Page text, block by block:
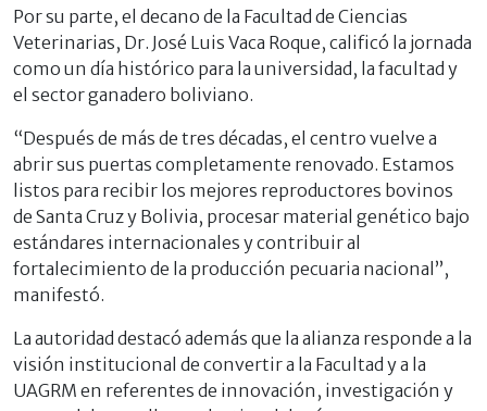
Por su parte, el decano de la Facultad de Ciencias
Veterinarias, Dr. José Luis Vaca Roque, calificó la jornada
como un día histórico para la universidad, la facultad y
el sector ganadero boliviano.
“Después de más de tres décadas, el centro vuelve a
abrir sus puertas completamente renovado. Estamos
listos para recibir los mejores reproductores bovinos
de Santa Cruz y Bolivia, procesar material genético bajo
estándares internacionales y contribuir al
fortalecimiento de la producción pecuaria nacional”,
manifestó.
La autoridad destacó además que la alianza responde a la
visión institucional de convertir a la Facultad y a la
UAGRM en referentes de innovación, investigación y